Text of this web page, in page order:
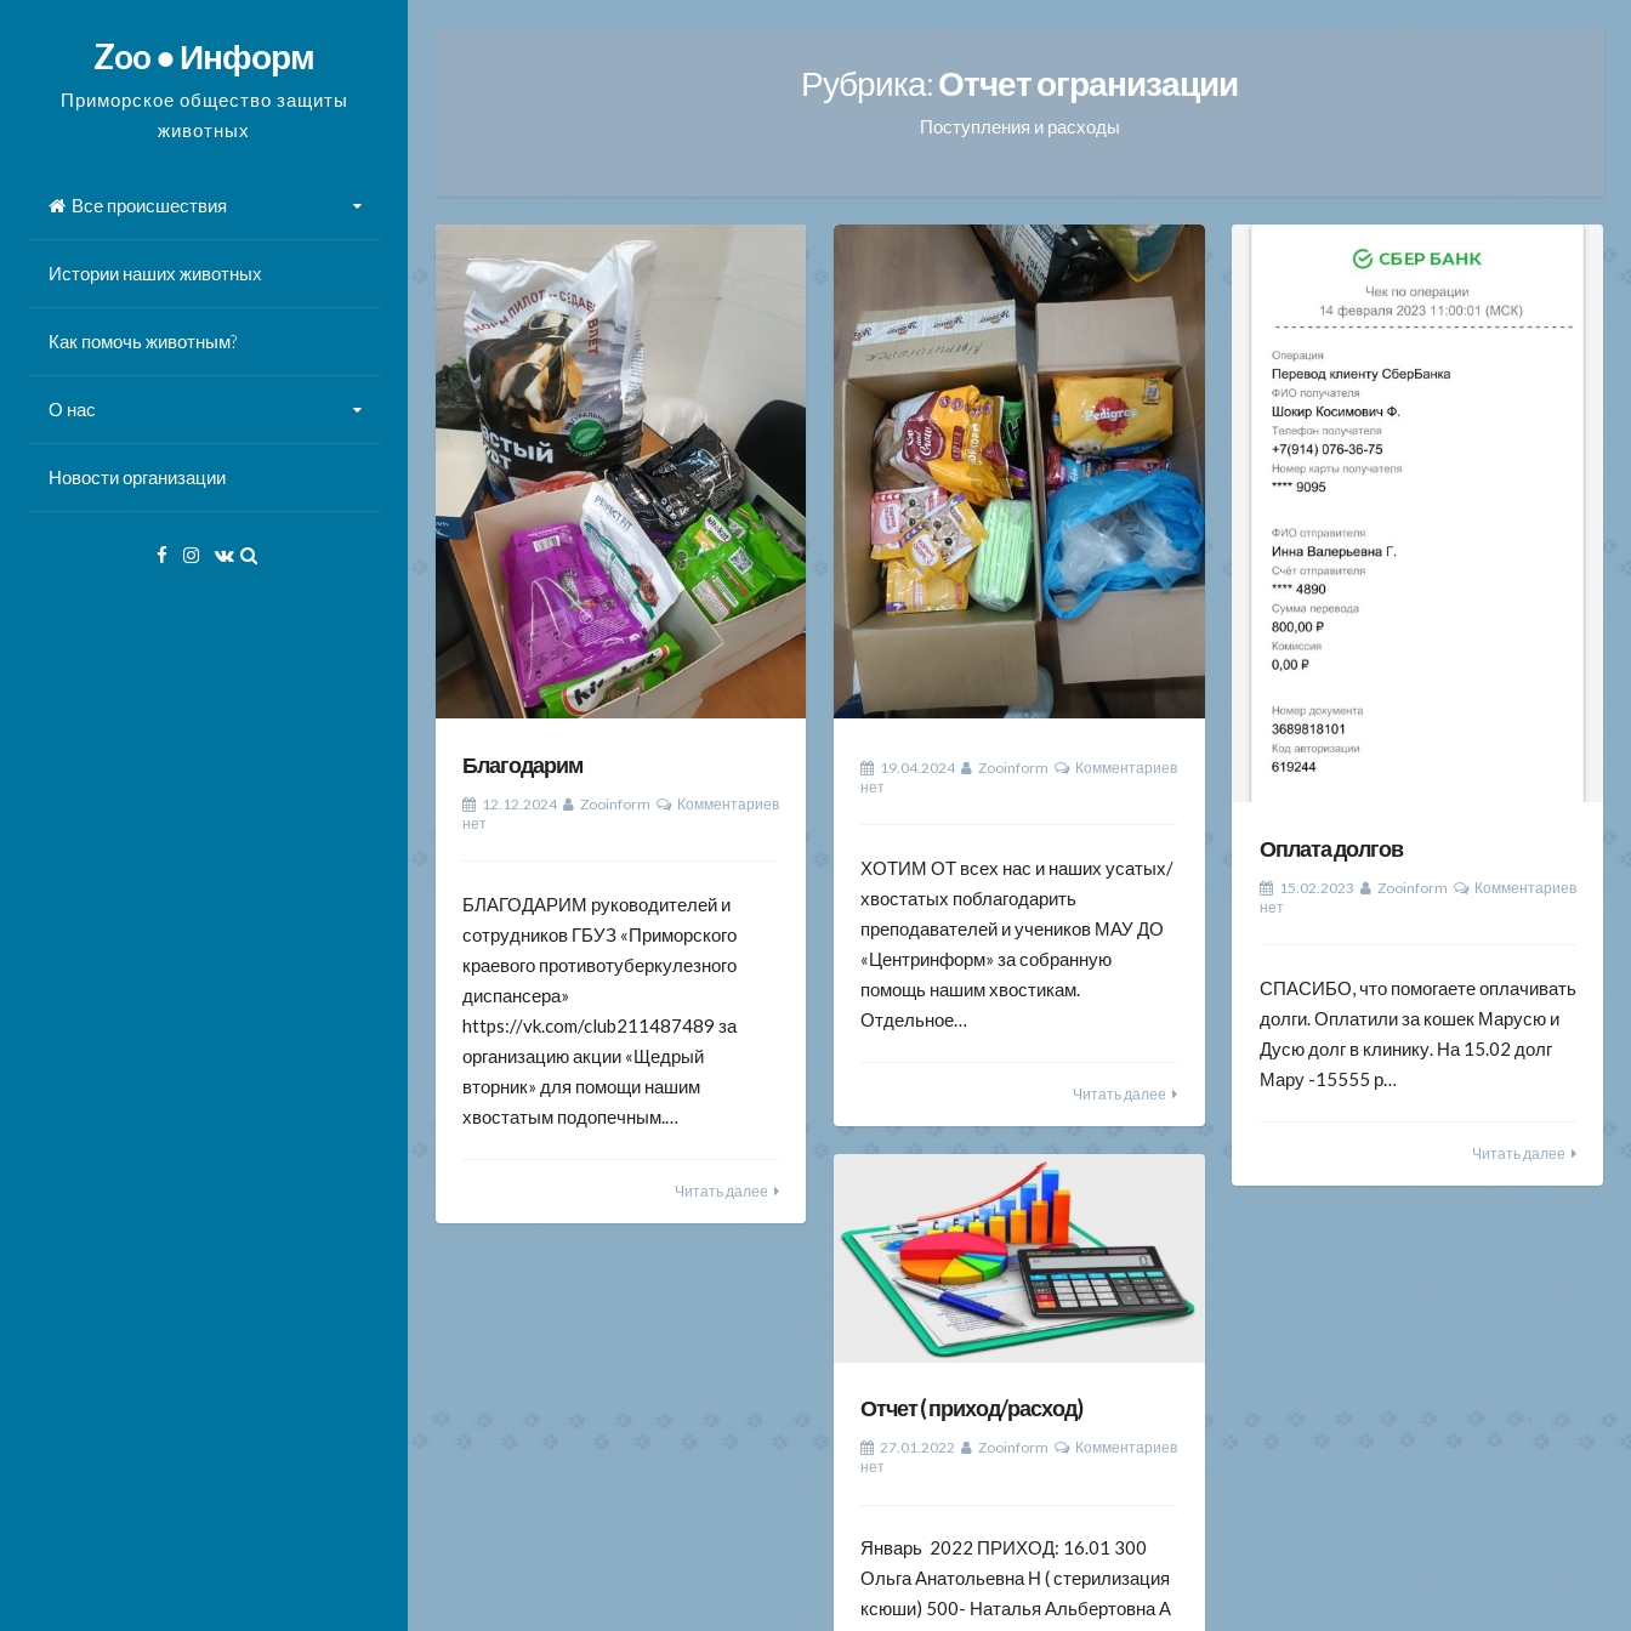
содержимомуZoo ● Информ
Приморское общество защиты
животных
Все происшествия
Истории наших животных
Как помочь животным?
О нас
Новости организации
Facebook
Instagram
VK
Рубрика:Отчет огранизации
Поступления и расходы
Благодарим
12.12.2024 Zooinform
Комментариев
нет
БЛАГОДАРИМ руководителей и
сотрудников ГБУЗ «Приморского
краевого противотуберкулезного
диспансера»
https://vk.com/club211487489 за
организацию акции «Щедрый
вторник» для помощи нашим
хвостатым подопечным.…
Читать далее
19.04.2024 Zooinform
Комментариев
нет
ХОТИМ ОТ всех нас и наших усатых/
хвостатых поблагодарить
преподавателей и учеников МАУ ДО
«Центринформ» за собранную
помощь нашим хвостикам.
Отдельное…
Читать далее
Оплата долгов
15.02.2023 Zooinform
Комментариев
нет
СПАСИБО, что помогаете оплачивать
долги. Оплатили за кошек Марусю и
Дусю долг в клинику. На 15.02 долг
Мару -15555 р…
Читать далее
Отчет ( приход/расход)
27.01.2022 Zooinform
Комментариев
нет
Январь 2022 ПРИХОД: 16.01 300
Ольга Анатольевна Н ( стерилизация
ксюши) 500- Наталья Альбертовна А